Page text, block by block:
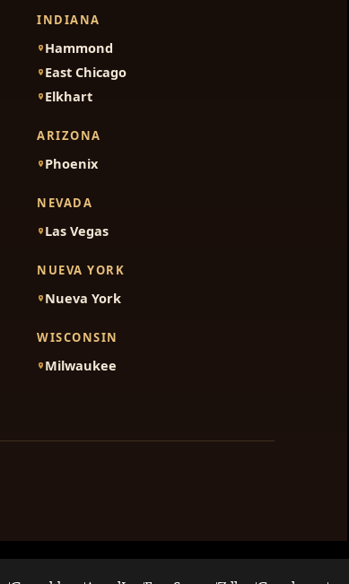
INDIANA
Hammond
East Chicago
Elkhart
ARIZONA
Phoenix
NEVADA
Las Vegas
NUEVA YORK
Nueva York
WISCONSIN
Milwaukee